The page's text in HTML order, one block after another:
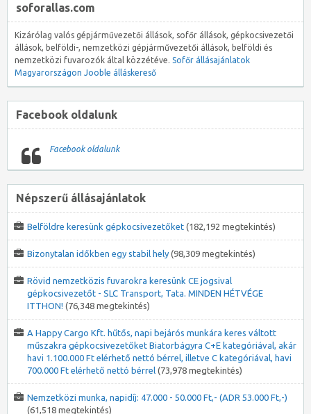
soforallas.com
Kizárólag valós gépjárművezetői állások, sofőr állások, gépkocsivezetői
állások, belföldi-, nemzetközi gépjárművezetői állások, belföldi és
nemzetközi fuvarozók által közzétéve. Sofőr állásajánlatok
Magyarországon Jooble álláskereső
Facebook oldalunk
Facebook oldalunk
Népszerű állásajánlatok
Belföldre keresünk gépkocsivezetőket (182,192 megtekintés)
Bizonytalan időkben egy stabil hely (98,309 megtekintés)
Rövid nemzetközis fuvarokra keresünk CE jogsival
gépkocsivezetőt - SLC Transport, Tata. MINDEN HÉTVÉGE
ITTHON! (76,348 megtekintés)
A Happy Cargo Kft. hűtős, napi bejárós munkára keres váltott
műszakra gépkocsivezetőket Biatorbágyra C+E kategóriával, akár
havi 1.100.000 Ft elérhető nettó bérrel, illetve C kategóriával, havi
700.000 Ft elérhető nettó bérrel (73,978 megtekintés)
Nemzetközi munka, napidíj: 47.000 - 50.000 Ft,- (ADR 53.000 Ft,-)
(61,518 megtekintés)